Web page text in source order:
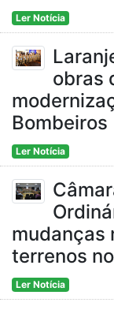
Ler Notícia
obras
Bombeiros
Ler Notícia
mudanças
terrenos
Ler Notícia